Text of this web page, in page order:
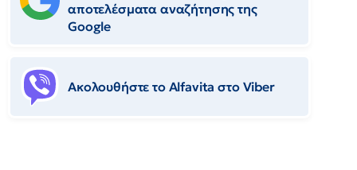
αποτελέσματα αναζήτησης της
Google
Ακολουθήστε το Αlfavita στο Viber